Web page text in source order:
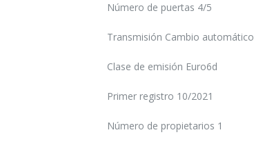
Número de puertas 4/5
Transmisión Cambio automático
Clase de emisión Euro6d
Primer registro 10/2021
Número de propietarios 1